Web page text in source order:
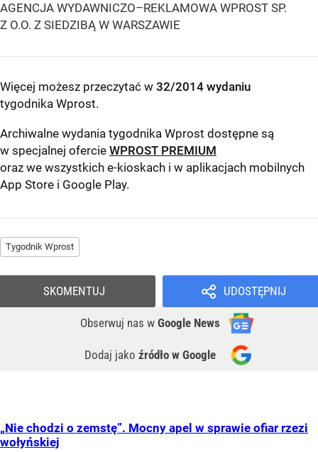
AGENCJA WYDAWNICZO–REKLAMOWA WPROST SP.
Z O.O. Z SIEDZIBĄ W WARSZAWIE
Więcej możesz przeczytać w 32/2014 wydaniu
tygodnika Wprost.
Archiwalne wydania tygodnika Wprost dostępne są
w specjalnej ofercie WPROST PREMIUM
oraz we wszystkich e-kioskach i w aplikacjach mobilnych
App Store i Google Play.
Tygodnik Wprost
UDOSTĘPNIJ
Obserwuj nas w Google News
Dodaj jako źródło w Google
SKOMENTUJ
„Nie chodzi o zemstę”. Mocny apel w sprawie ofiar rzezi
wołyńskiej